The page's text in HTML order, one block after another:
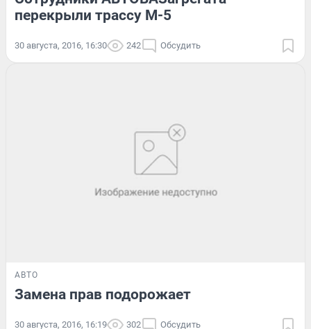
перекрыли трассу М-5
30 августа, 2016, 16:30 242 Обсудить
АВТО
Замена прав подорожает
30 августа, 2016, 16:19 302 Обсудить